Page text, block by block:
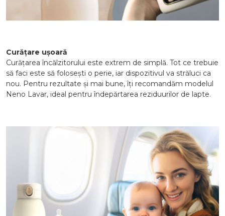
Curățare ușoară
Curățarea încălzitorului este extrem de simplă. Tot ce trebuie
să faci este să folosești o perie, iar dispozitivul va străluci ca
nou. Pentru rezultate și mai bune, îți recomandăm modelul
Neno Lavar, ideal pentru îndepărtarea reziduurilor de lapte.